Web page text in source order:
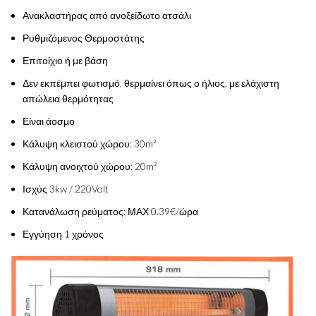
Ανακλαστήρας από ανοξείδωτο ατσάλι
Ρυθμιζόμενος Θερμοστάτης
Επιτοίχιο ή με βάση
Δεν εκπέμπει φωτισμό, θερμαίνει όπως ο ήλιος, με ελάχιστη
απώλεια θερμότητας
Είναι άοσμο
Κάλυψη κλειστού χώρου: 30m²
Κάλυψη ανοιχτού χώρου: 20m²
Ισχύς 3kw / 220Volt
Κατανάλωση ρεύματος: ΜΑΧ 0.39€/ώρα
Εγγύηση 1 χρόνος